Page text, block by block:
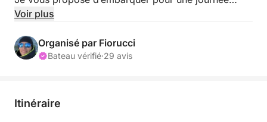
d’exception en co-navigation à bord de mon
Pour découvrir la Sardaigne.
côtés pour vous faire vivre une expérience
Voir plus
Organisé par Fiorucci
Bateau vérifié·29 avis
Itinéraire